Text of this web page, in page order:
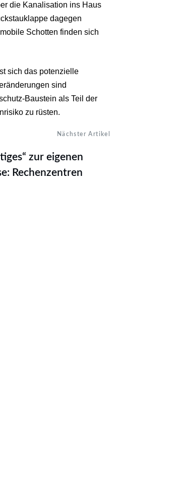
die Kanalisation ins Haus
dagegen
Schotten finden sich
sich das potenzielle
sind
Baustein als Teil der
zu rüsten.
Nächster Artikel
zur eigenen
Rechenzentren